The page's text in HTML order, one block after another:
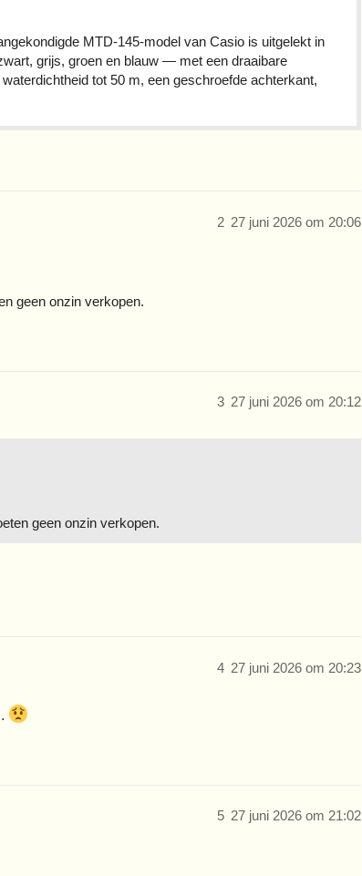
MTD-145-model van Casio is uitgelekt in
grijs, groen en blauw — met een draaibare
tot 50 m, een geschroefde achterkant,
27 juni 2026 om 20:06
2
geen onzin verkopen.
27 juni 2026 om 20:12
3
geen onzin verkopen.
27 juni 2026 om 20:23
4
27 juni 2026 om 21:02
5